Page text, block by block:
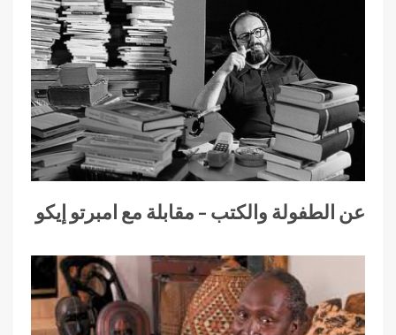
عن الطفولة والكتب – مقابلة مع امبرتو إيكو